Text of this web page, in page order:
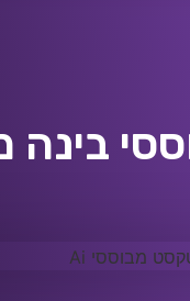
בינה